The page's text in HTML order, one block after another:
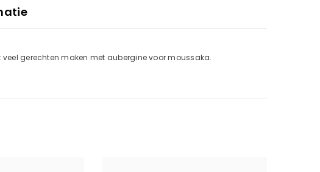
gerechten maken met aubergine voor moussaka.